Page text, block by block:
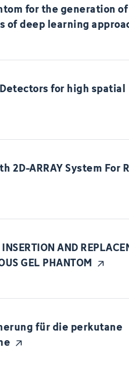
for the generation of
deep learning
for high spatial
2D-ARRAY System For
AND
GEL PHANTOM
für die perkutane